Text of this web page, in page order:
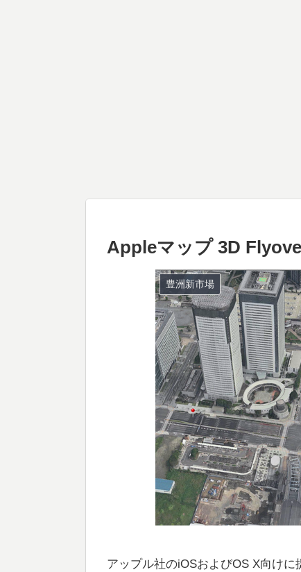
Appleマップ 3D
豊洲新市場
アップル社のiOSおよびOS X向け